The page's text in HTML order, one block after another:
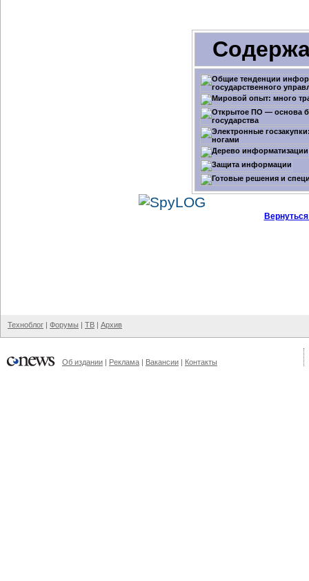
Техноблог | Форумы | ТВ | Архив
Об издании | Реклама | Вакансии | Контакты